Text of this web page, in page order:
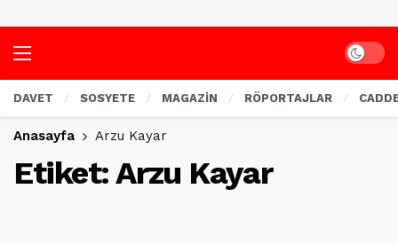
Dark
DAVET SOSYETE MAGAZİN RÖPORTAJLAR
Anasayfa Arzu Kayar
Etiket:Arzu Kayar